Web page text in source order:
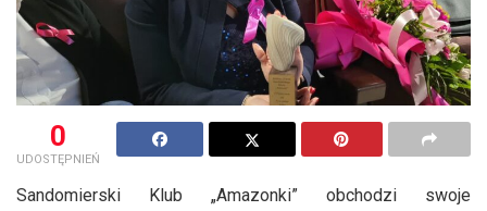
0
UDOSTĘPNIEŃ
Sandomierski Klub „Amazonki” obchodzi swoje